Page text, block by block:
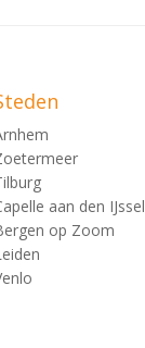
aan den IJssel
op Zoom